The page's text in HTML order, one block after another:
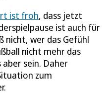
ist froh, dass jetzt
ist auch für
nicht, wer das Gefühl
nicht mehr das
sein. Daher
zum